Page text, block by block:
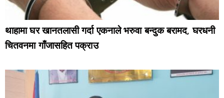
थाहामा घर खानतलासी गर्दा एकनाले भरुवा बन्दुक बरामद, घरधनी
चितवनमा गाँजासहित पक्राउ